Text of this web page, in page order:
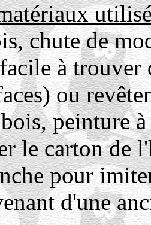
chute de
à trouver
ou
peinture
le carton de
pour
d'une